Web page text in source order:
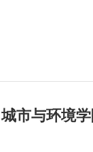
城市与环境